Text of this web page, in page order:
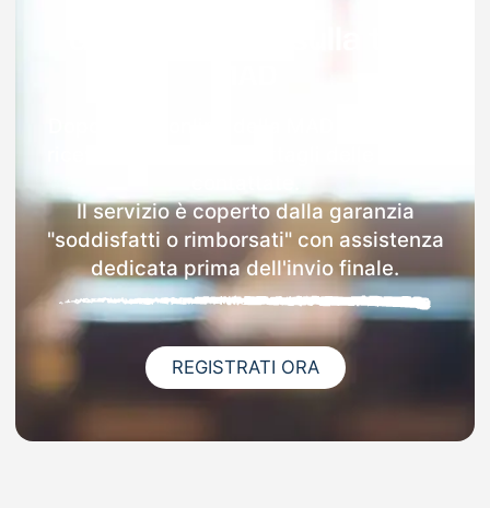
Il servizio è coperto dalla garanzia
"soddisfatti o rimborsati" con assistenza
dedicata prima dell'invio finale.
REGISTRATI ORA